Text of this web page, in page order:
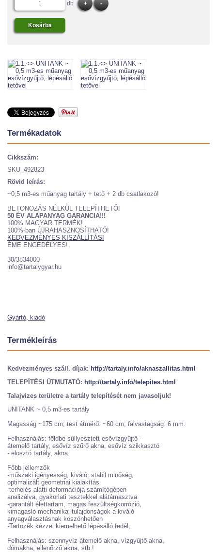
db
Termékadatok
Cikkszám:
SKU_492823
Rövid leírás:
~0,5 m3-es műanyag tartály + tető + 2 db csatlakozó!
BETONOZÁS NÉLKÜL TELEPÍTHETŐ!
50 ÉV ALAPANYAG GARANCIA!!!
100% MAGYAR TERMÉK!
100%-ban ÚJRAHASZNOSÍTHATÓ!
KEDVEZMÉNYES KISZÁLLÍTÁS!
ÉME ENGEDÉLYES!
30/3834000
info@tartalygyar.hu
Gyártó, kiadó
Termékleírás
Kedvezményes száll. díjak: http://tartaly.info/aknaszallitas.html
TELEPÍTÉSI ÚTMUTATÓ: http://tartaly.info/telepites.html
Talajvizes területre a tartály telepítését nem javasoljuk!
UNITANK ~ 0,5 m3-es tartály
Magasság ~175 cm; test átmérő: ~60 cm; falvastagság: 6 mm.
Felhasználás: földbe süllyesztett esővízgyűjtő -
átemelő tartály, esővíz szűrő akna, esővíz szikkasztó
- elosztó tartály, akna.
Főbb jellemzők
-műszaki igényesség, kiváló, stabil minőség,
optimalizált geometriai kialakítás
-terhelés alatti deformációja számítógépen
analizálva, gyakorlati tesztekkel alátámasztva
-garantált élettartam, magas feszültségkorrózió,
kimagasló mechanikai tulajdonságok a kiváló
anyagválasztásnak köszönhetően
-Tartozék kézzel kiemelhető lépésálló fedél;
Felhasználás: szennyvíz átemelő akna, vízgyűjtő akna,
dómakna, ellenőrző akna, stb.!